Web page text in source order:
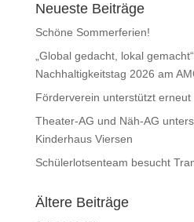
Neueste Beiträge
Schöne Sommerferien!
„Global gedacht, lokal
Nachhaltigkeitstag 2026 am
Förderverein unterstützt
Theater-AG und Näh-AG
Kinderhaus Viersen
Schülerlotsenteam besucht
Ältere Beiträge